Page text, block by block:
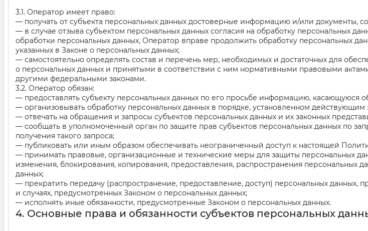
3.1. Оператор имеет право:
— получать от субъекта персональных данных достоверные информацию и/или документы,
— в случае отзыва субъектом персональных данных согласия на обработку персональных
обработки персональных данных, Оператор вправе продолжить обработку персональных
указанных в Законе о персональных данных;
— самостоятельно определять состав и перечень мер, необходимых и достаточных для
о персональных данных и принятыми в соответствии с ним нормативными правовыми
другими федеральными законами.
3.2. Оператор обязан:
— предоставлять субъекту персональных данных по его просьбе информацию, касающуюся
— организовывать обработку персональных данных в порядке, установленном действующим
— отвечать на обращения и запросы субъектов персональных данных и их законных
— сообщать в уполномоченный орган по защите прав субъектов персональных данных по
получения такого запроса;
— публиковать или иным образом обеспечивать неограниченный доступ к настоящей
— принимать правовые, организационные и технические меры для защиты персональных
изменения, блокирования, копирования, предоставления, распространения
данных;
— прекратить передачу (распространение, предоставление, доступ) персональных данных,
и случаях, предусмотренных Законом о персональных данных;
— исполнять иные обязанности, предусмотренные Законом о персональных данных.
4. Основные права и обязанности субъектов персональных